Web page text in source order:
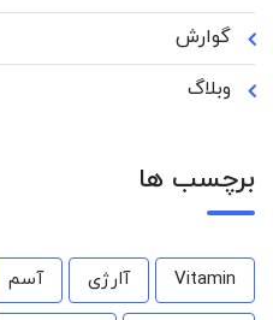
گوارش
وبلاگ
برچسب ها
Vitamin آارژی آسم